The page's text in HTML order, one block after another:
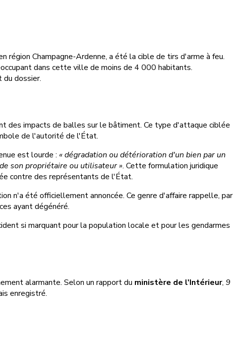
région Champagne-Ardenne, a été la cible de tirs d'arme à feu.
dans cette ville de moins de 4 000 habitants.
du dossier.
des impacts de balles sur le bâtiment. Ce type d'attaque ciblée
de l'autorité de l'État.
est lourde : « dégradation ou détérioration d'un bien par un
son propriétaire ou utilisateur ». Cette formulation juridique
contre des représentants de l'État.
n'a été officiellement annoncée. Ce genre d'affaire rappelle, par
ayant dégénéré.
si marquant pour la population locale et pour les gendarmes
alarmante. Selon un rapport du ministère de l'Intérieur, 9
enregistré.